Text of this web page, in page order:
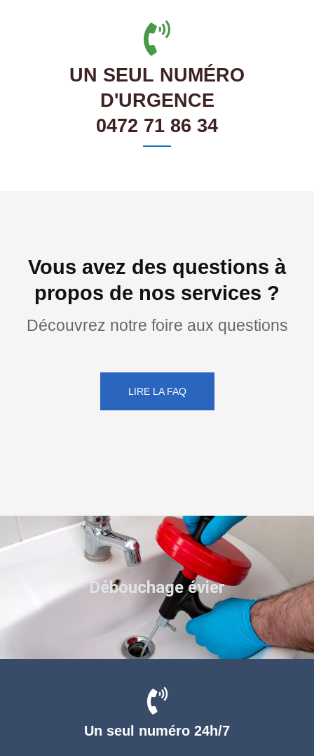
UN SEUL NUMÉRO
D'URGENCE
0472 71 86 34
Vous avez des questions à
propos de nos services ?
Découvrez notre foire aux questions
LIRE LA FAQ
Un seul numéro 24h/7
Débouchage évier